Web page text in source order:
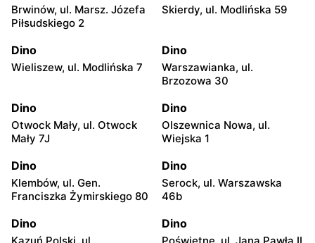
Brwinów, ul. Marsz. Józefa
Piłsudskiego 2
Skierdy, ul. Modlińska 59
Dino
Wieliszew, ul. Modlińska 7
Dino
Warszawianka, ul.
Brzozowa 30
Dino
Otwock Mały, ul. Otwock
Mały 7J
Dino
Olszewnica Nowa, ul.
Wiejska 1
Dino
Klembów, ul. Gen.
Franciszka Żymirskiego 80
Dino
Serock, ul. Warszawska
46b
Dino Dino